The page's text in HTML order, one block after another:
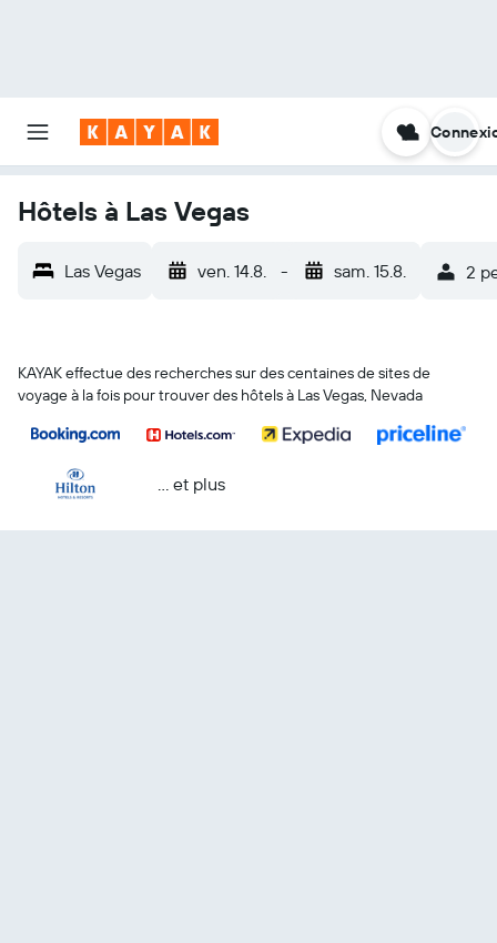
Hôtels à Las Vegas
Las Vegas ven. 14.8. - sam. 15.8. 2
KAYAK effectue des recherches sur des centaines de sites de
voyage à la fois pour trouver des hôtels à Las Vegas, Nevada
… et plus